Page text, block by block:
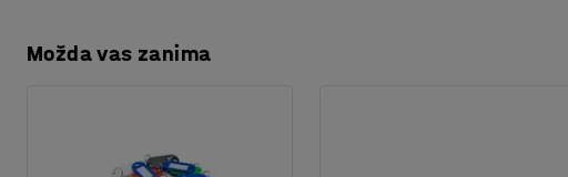
Možda vas zanima